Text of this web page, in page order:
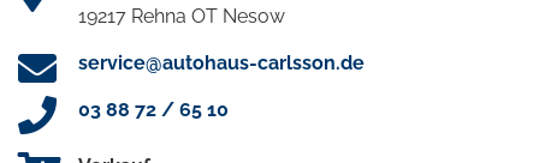
19217 Rehna OT Nesow
service@autohaus-carlsson.de
03 88 72 / 65 10